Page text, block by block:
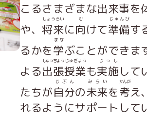
こるさまざまな出来事を
や、将来
しょうらい
に向
む
けて準備
じゅんび
す
るかを学
まな
ぶことができま
よる出張
しゅっちょう
授業
じゅぎょう
も実施
じっし
して
たちが自分
じぶん
の未来
みらい
を考
かんが
え、
れるようにサポートして